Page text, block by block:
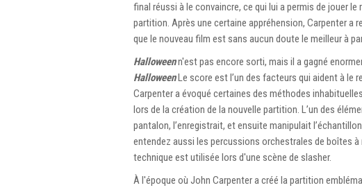
final réussi à le convaincre, ce qui lui a permis de jouer
partition. Après une certaine appréhension, Carpenter a
que le nouveau film est sans aucun doute le meilleur à
Halloweenn'est pas encore sorti, mais il a gagné
HalloweenLe score est l’un des facteurs qui aident à le
Carpenter a évoqué certaines des méthodes
lors de la création de la nouvelle partition. L’un des
pantalon, l’enregistrait, et ensuite manipulait
entendez aussi les percussions orchestrales de boîtes
technique est utilisée lors d'une scène de slasher.
À l'époque où John Carpenter a créé la partition